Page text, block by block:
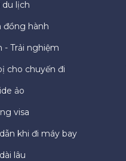
du lịch
đồng hành
- Trải nghiệm
cho chuyến đi
ảo
visa
khi đi máy bay
lâu